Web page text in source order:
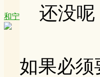
和宁 还没呢
如果必须